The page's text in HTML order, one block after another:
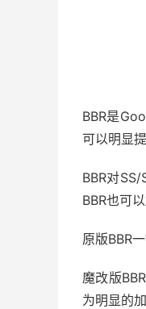
BBR是
可以明显
BBR对
BBR也可
原版BBR
魔改版
为明显的